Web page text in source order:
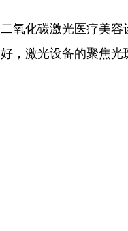
二氧化碳激光医疗美
好，激光设备的聚焦光